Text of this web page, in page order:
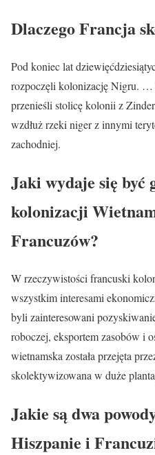
Dlaczego Francja
Pod koniec lat
rozpoczęli kolonizację Nigru. …
przenieśli stolicę kolonii z
wzdłuż rzeki niger z innymi
zachodniej.
Jaki wydaje się być
kolonizacji
Francuzów?
W rzeczywistości francuski
wszystkim interesami
byli zainteresowani
roboczej, eksportem zasobów i
wietnamska została przejęta
skolektywizowana w duże
Jakie są dwa
Hiszpanie i